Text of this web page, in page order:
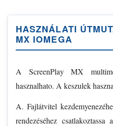
HASZNÁLATI
MX IOMEGA
A ScreenPlay MX
hasznalhato. A keszulek
A. Fajlátvitel
rendezéséhez